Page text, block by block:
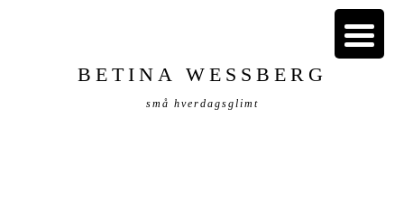
BETINA WESSBERG
små hverdagsglimt